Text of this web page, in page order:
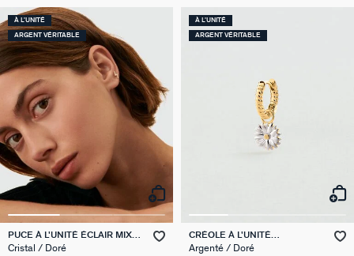
À L'UNITÉ
ARGENT VÉRITABLE
PUCE À L'UNITÉ ÉCLAIR MIX &
MATCH
Cristal / Doré
À L'UNITÉ
ARGENT VÉRITABLE
CRÉOLE À L'UNITÉ
MARGUERITE MIX & MATCH
Argenté / Doré